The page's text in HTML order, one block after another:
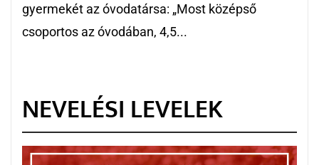
gyermekét az óvodatársa: „Most középső
csoportos az óvodában, 4,5...
NEVELÉSI LEVELEK